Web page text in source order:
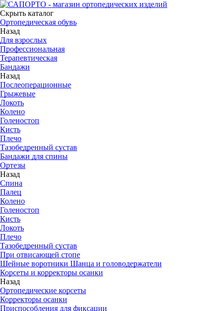
Скрыть каталог
Ортопедическая обувь
Назад
Для взрослых
Профессиональная
Терапевтическая
Бандажи
Назад
Послеоперационные
Грыжевые
Локоть
Колено
Голеностоп
Кисть
Плечо
Тазобедренный сустав
Бандажи для спины
Ортезы
Назад
Спина
Палец
Колено
Голеностоп
Кисть
Локоть
Плечо
Тазобедренный сустав
При отвисающей стопе
Шейные воротники Шанца и головодержатели
Корсеты и корректоры осанки
Назад
Ортопедические корсеты
Корректоры осанки
Приспособления для фиксации